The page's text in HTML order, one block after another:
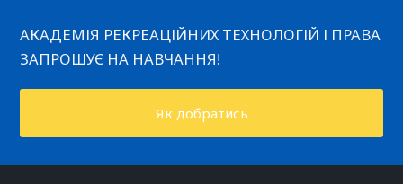
АКАДЕМІЯ РЕКРЕАЦІЙНИХ ТЕХНОЛОГІЙ І ПРАВА
ЗАПРОШУЄ НА НАВЧАННЯ!
Як добратись